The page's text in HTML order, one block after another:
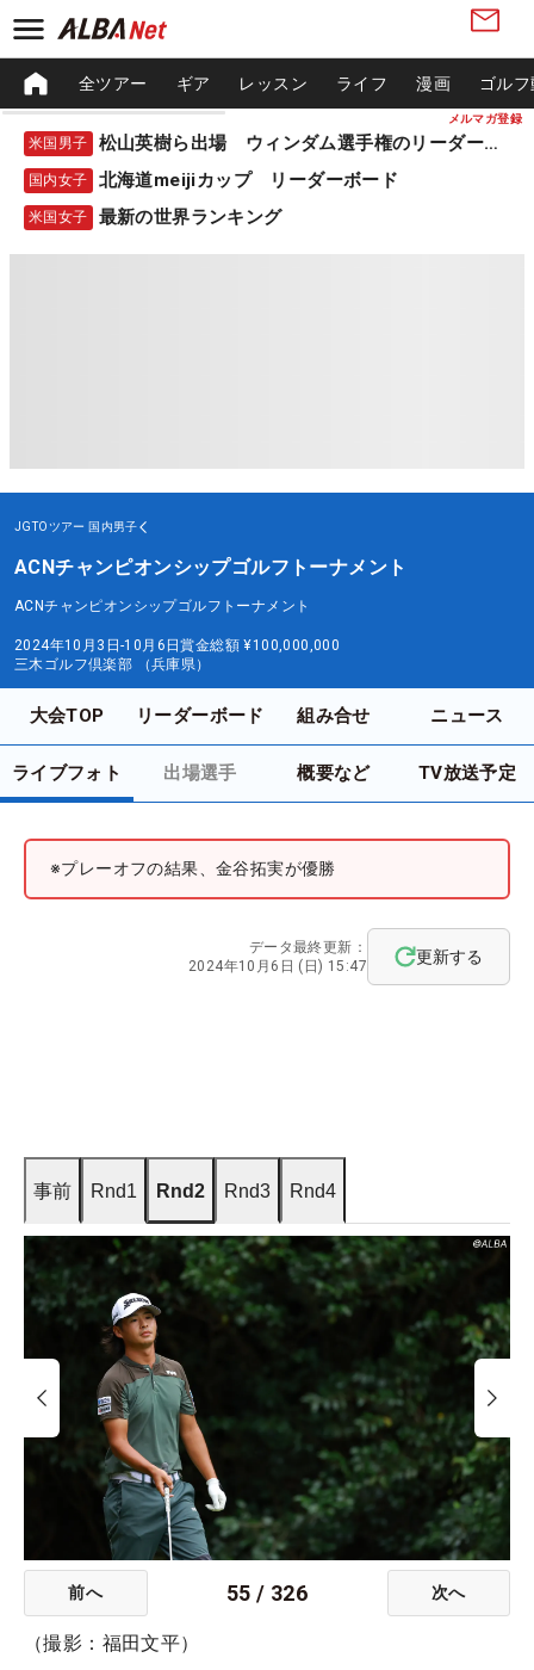
メルマガ登録
全ツアー ギア レッスン ライフ 漫画 ゴル
米国男子 松山英樹ら出場 ウィンダム選手権のリーダーボード
国内女子 北海道meijiカップ リーダーボード
米国女子 最新の世界ランキング
JGTOツアー 国内男子
ACNチャンピオンシップゴルフトーナメント
ACNチャンピオンシップゴルフトーナメント
2024年10月3日-10月6日賞金総額 ¥100,000,000
三木ゴルフ倶楽部 （兵庫県）
大会TOP リーダーボード 組み合せ ニュース
ライブフォト 出場選手 概要など TV放送予定
※プレーオフの結果、金谷拓実が優勝
データ最終更新：
2024年10月6日 (日) 15:47
更新する
事前 Rnd1 Rnd2 Rnd3 Rnd4
前へ 55 / 326 次へ
（撮影：福田文平）